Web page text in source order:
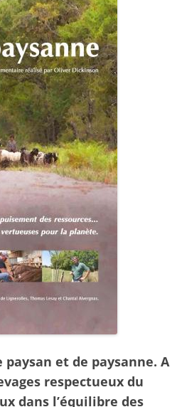
TOURNUGEOIS – ETE 2019
FEUILLE DE CHOU DE TV N° 1 JUIN
2019
et de paysanne. A
respectueux du
dans l’équilibre des